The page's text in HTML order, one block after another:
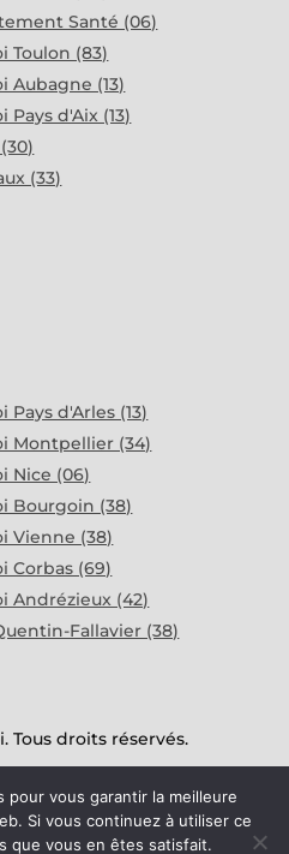
Santé (06)
Toulon (83)
Aubagne (13)
d'Aix (13)
(33)
d'Arles (13)
Montpellier (34)
Nice (06)
Bourgoin (38)
Vienne (38)
Corbas (69)
Andrézieux (42)
Fallavier (38)
Tous droits réservés.
Légales
pour vous garantir la meilleure
Si vous continuez à utiliser ce
que vous en êtes satisfait.